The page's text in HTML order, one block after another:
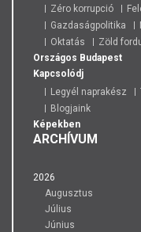
Zéro korrupció
Gazdaságpolitika
Oktatás
Zöld
Országos Budapest
Kapcsolódj
Legyél naprakész
Blogjaink
Képekben
ARCHÍVUM
2026
Augusztus
Július
Június